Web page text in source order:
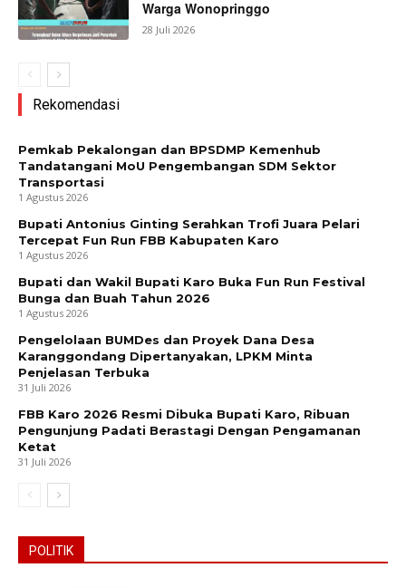
Warga Wonopringgo
28 Juli 2026
Rekomendasi
Pemkab Pekalongan dan BPSDMP Kemenhub
Tandatangani MoU Pengembangan SDM Sektor
Transportasi
1 Agustus 2026
Bupati Antonius Ginting Serahkan Trofi Juara Pelari
Tercepat Fun Run FBB Kabupaten Karo
1 Agustus 2026
Bupati dan Wakil Bupati Karo Buka Fun Run Festival
Bunga dan Buah Tahun 2026
1 Agustus 2026
Pengelolaan BUMDes dan Proyek Dana Desa
Karanggondang Dipertanyakan, LPKM Minta
Penjelasan Terbuka
31 Juli 2026
FBB Karo 2026 Resmi Dibuka Bupati Karo, Ribuan
Pengunjung Padati Berastagi Dengan Pengamanan
Ketat
31 Juli 2026
POLITIK